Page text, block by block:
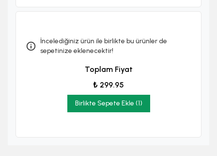
İncelediğiniz ürün ile birlikte bu ürünler de
sepetinize eklenecektir!
Toplam Fiyat
₺ 299.95
Birlikte Sepete Ekle (1)